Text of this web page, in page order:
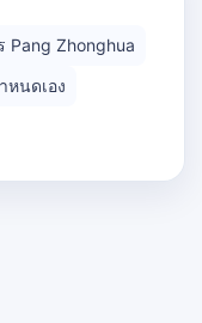
Pang Zhonghua
หนดเอง